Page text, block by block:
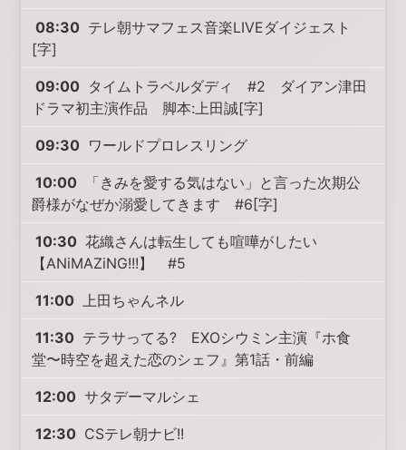
08:30 テレ朝サマフェス音楽LIVEダイジェスト
[字]
09:00 タイムトラベルダディ #2 ダイアン津田
ドラマ初主演作品 脚本:上田誠[字]
09:30 ワールドプロレスリング
10:00
「きみを愛する気はない」と言った次期公
爵様がなぜか溺愛してきます #6[字]
10:30 花織さんは転生しても喧嘩がしたい
【ANiMAZiNG!!!】 #5
11:00 上田ちゃんネル
11:30 テラサってる? EXOシウミン主演『ホ食
堂〜時空を超えた恋のシェフ』第1話・前編
12:00 サタデーマルシェ
12:30 CSテレ朝ナビ!!